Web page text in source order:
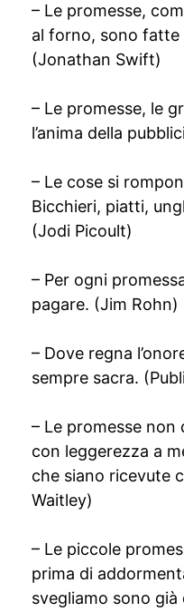
– Le promesse,
al forno, sono fatte
(Jonathan Swift)
– Le promesse, le
l’anima della
– Le cose si
Bicchieri, piatti,
(Jodi Picoult)
– Per ogni
pagare. (Jim Rohn)
– Dove regna
sempre sacra.
– Le promesse
con leggerezza a
che siano ricevute
Waitley)
– Le piccole
prima di
svegliamo sono